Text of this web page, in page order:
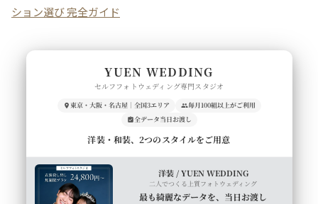
ション選び 完全ガイド
YUEN WEDDING
セルフフォトウェディング専門スタジオ
東京・大阪・名古屋｜全国3エリア
毎月100組以上がご利用
全データ当日お渡し
洋装・和装、2つのスタイルをご用意
洋装 / YUEN WEDDING
二人でつくる上質フォトウェディング
最も綺麗なデータを、当日お渡し